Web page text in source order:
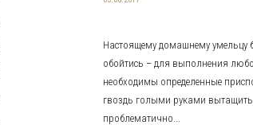
Настоящему домашнему умельцу
обойтись – для выполнения
необходимы определенные
гвоздь голыми руками
проблематично...